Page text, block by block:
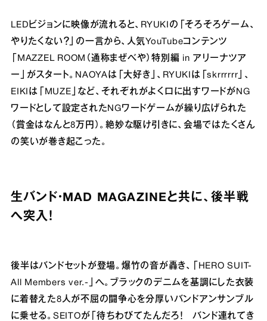
LEDビジョンに映像が流れると、RYUKIの「そろそろゲーム、
やりたくない？」の一言から、人気YouTubeコンテンツ
「MAZZEL ROOM（通称まぜべや）特別編 in アリーナツア
ー」がスタート。NAOYAは「大好き」、RYUKIは「skrrrrrr」、
EIKIは「MUZE」など、それぞれがよく口に出すワードがNG
ワードとして設定されたNGワードゲームが繰り広げられた
（賞金はなんと8万円）。絶妙な駆け引きに、会場ではたくさん
の笑いが巻き起こった。
生バンド・MAD MAGAZINEと共に、後半戦
へ突入！
後半はバンドセットが登場。爆竹の音が轟き、「HERO SUIT-
All Members ver.-」へ。ブラックのデニムを基調にした衣装
に着替えた8人が不屈の闘争心を分厚いバンドアンサンブル
に乗せる。SEITOが「待ちわびてたんだろ！ バンド連れてき